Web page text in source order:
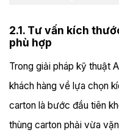
2.1. Tư vấn kích
phù hợp
Trong giải pháp kỹ thuật
khách hàng về lựa chọn
carton là bước đầu tiên
thùng carton phải vừa